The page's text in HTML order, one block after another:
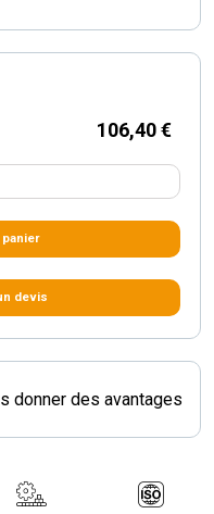
106,40 €
devis
donner des avantages